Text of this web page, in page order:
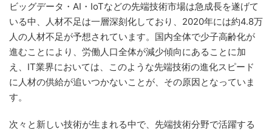
ビッグデータ・AI・IoTなどの先端技術市場は急成長を遂げて
いる中、人材不足は一層深刻化しており、2020年には約4.8万
人の人材不足が予想されています。国内全体で少子高齢化が
進むことにより、労働人口全体が減少傾向にあることに加
え、IT業界においては、このような先端技術の進化スピード
に人材の供給が追いつかないことが、その原因となっていま
す。
次々と新しい技術が生まれる中で、先端技術分野で活躍する